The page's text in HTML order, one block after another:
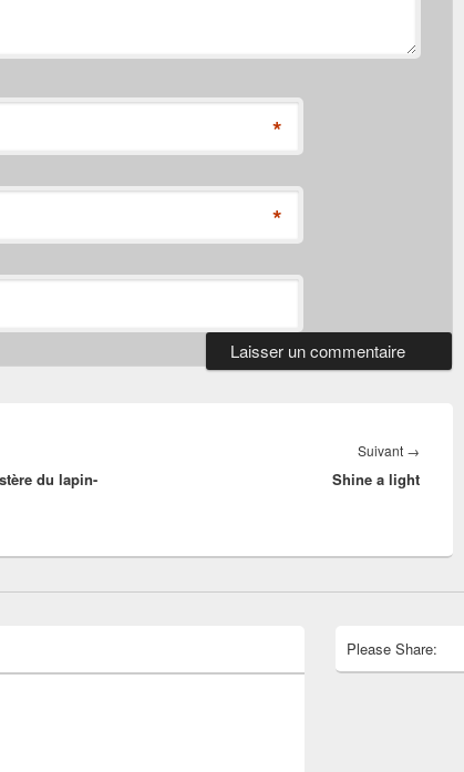
*
*
du lapin-
Suivant →
suivant :
Shine a light
Please Share: